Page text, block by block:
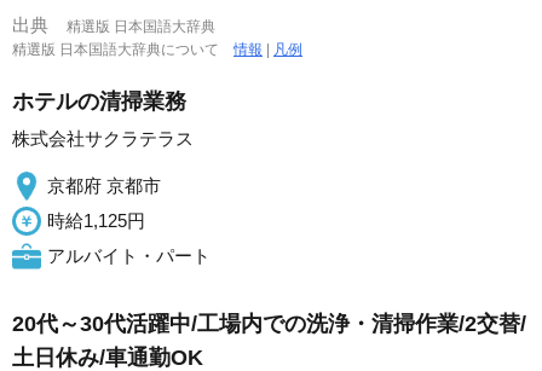
出典
精選版 日本国語大辞典
精選版 日本国語大辞典について情報 凡例
ホテルの清掃業務
株式会社サクラテラス
京都府 京都市
時給1,125円
アルバイト・パート
20代～30代活躍中/工場内での洗浄・清掃作業/2交替/
土日休み/車通勤OK